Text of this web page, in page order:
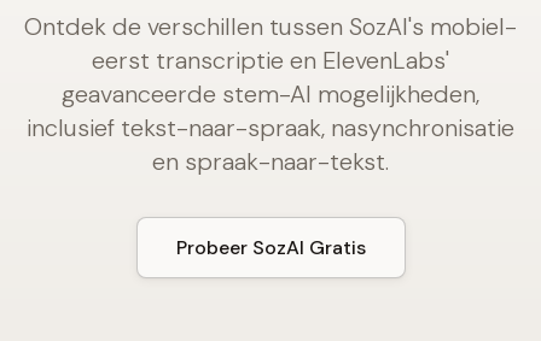
Ontdek de verschillen tussen SozAI's mobiel-
eerst transcriptie en ElevenLabs'
geavanceerde stem-AI mogelijkheden,
inclusief tekst-naar-spraak, nasynchronisatie
en spraak-naar-tekst.
Probeer SozAI Gratis